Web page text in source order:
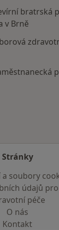
bratrská
v Brně
Stránky
soubory
údajů
péče
O nás
Kontakt